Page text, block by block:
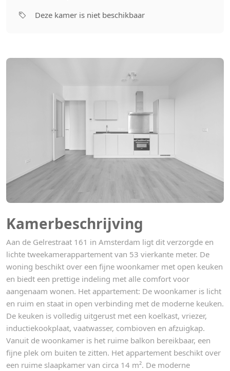
Kamerbeschrijving
Aan de Gelrestraat 161 in Amsterdam ligt dit verzorgde en
lichte tweekamerappartement van 53 vierkante meter. De
woning beschikt over een fijne woonkamer met open keuken
en biedt een prettige indeling met alle comfort voor
aangenaam wonen. Het appartement: De woonkamer is licht
en ruim en staat in open verbinding met de moderne keuken.
De keuken is volledig uitgerust met een koelkast, vriezer,
inductiekookplaat, vaatwasser, combioven en afzuigkap.
Vanuit de woonkamer is het ruime balkon bereikbaar, een
fijne plek om buiten te zitten. Het appartement beschikt over
een ruime slaapkamer van circa 14 m². De moderne
Deze kamer is niet beschikbaar